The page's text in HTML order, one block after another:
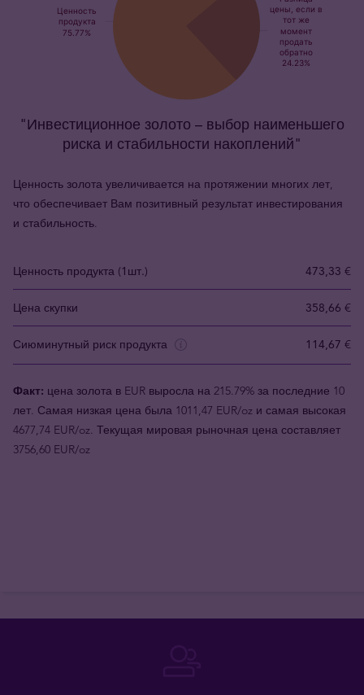
"Инвестиционное золото – выбор наименьшего
риска и стабильности накоплений"
Ценность золота увеличивается на протяжении многих лет,
что обеспечивает Вам позитивный результат инвестирования
и стабильность.
Ценность продукта (1шт.) 473,33 €
Цена скупки 358,66 €
Сиюминутный риск продукта 114,67 €
Факт: цена золота в EUR выросла на 215.79% за последние 10
лет. Самая низкая цена была 1011,47 EUR/oz и самая высокая
4677,74 EUR/oz. Текущая мировая рыночная цена составляет
3756,60 EUR/oz